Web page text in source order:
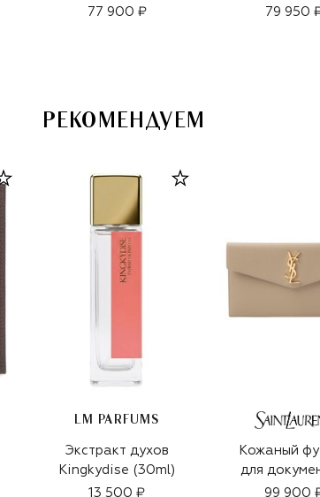
77 900 ₽ 79 950
РЕКОМЕНДУЕМ
LM PARFUMS
Экстракт духов
Kingkydise (30ml)
13 500 ₽
Кожаный
для
99 900